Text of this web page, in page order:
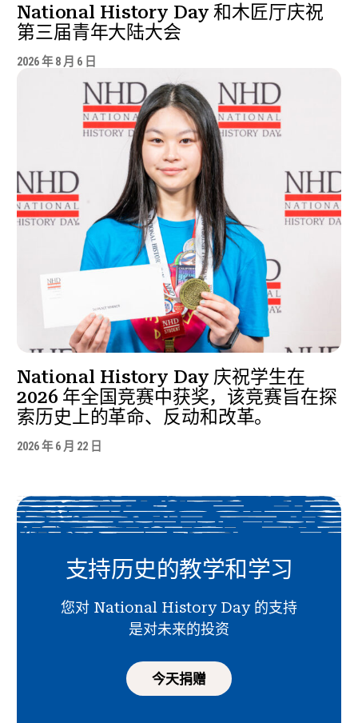
National History Day 和木匠厅庆祝
第三届青年大陆大会
2026 年 8 月 6 日
National History Day 庆祝学生在
2026 年全国竞赛中获奖，该竞赛旨在探
索历史上的革命、反动和改革。
2026 年 6 月 22 日
支持历史的教学和学习
您对 National History Day 的支持
是对未来的投资
今天捐赠